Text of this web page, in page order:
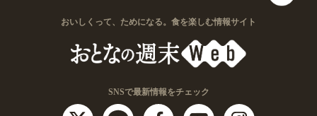
おいしくって、ためになる。食を楽しむ情報サイト
SNSで最新情報をチェック